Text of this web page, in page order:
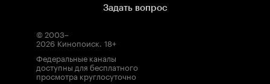
Задать вопрос
© 2003–
2026 Кинопоиск. 18+
Федеральные каналы
доступны для бесплатного
просмотра круглосуточно